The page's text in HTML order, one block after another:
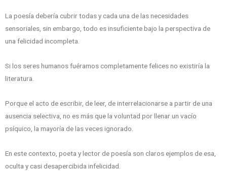
La poesía debería cubrir todas y cada una de las necesidades
sensoriales, sin embargo, todo es insuficiente bajo la perspectiva de
una felicidad incompleta.
Si los seres humanos fuéramos completamente felices no existiría la
literatura.
Porque el acto de escribir, de leer, de interrelacionarse a partir de una
ausencia selectiva, no es más que la voluntad por llenar un vacío
psíquico, la mayoría de las veces ignorado.
En este contexto, poeta y lector de poesía son claros ejemplos de esa,
oculta y casi desapercibida infelicidad.